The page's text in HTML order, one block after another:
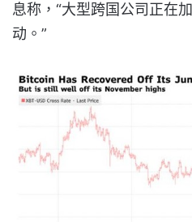
息称，“大型跨国公司正在
动。”